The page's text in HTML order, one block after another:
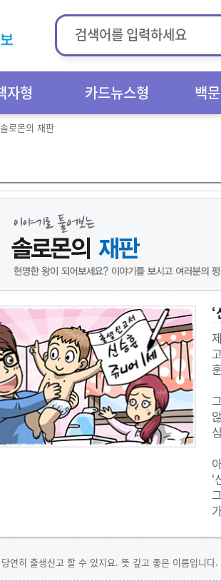
자형 카드뉴스형 백
솔로몬의 재판
당연히 출생신고 할 수 있지요. 뜻 깊고 좋은 이름입니